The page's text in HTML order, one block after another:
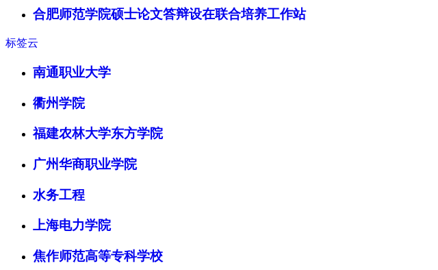
合肥师范学院硕士论文答辩设在联合培养工作站
标签云
南通职业大学
衢州学院
福建农林大学东方学院
广州华商职业学院
水务工程
上海电力学院
焦作师范高等专科学校